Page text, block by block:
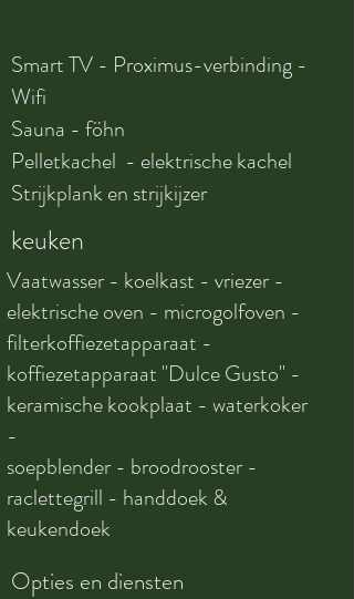
keuken
Vaatwasser - koelkast - vriezer -
elektrische oven - microgolfoven -
filterkoffiezetapparaat -
koffiezetapparaat "Dulce Gusto" -
keramische kookplaat - waterkoker
-
soepblender - broodrooster -
raclettegrill - handdoek &
keukendoek
Opties en diensten
Smart TV - Proximus-verbinding -
Wifi
Sauna - föhn
Pelletkachel - elektrische kachel
Strijkplank en strijkijzer